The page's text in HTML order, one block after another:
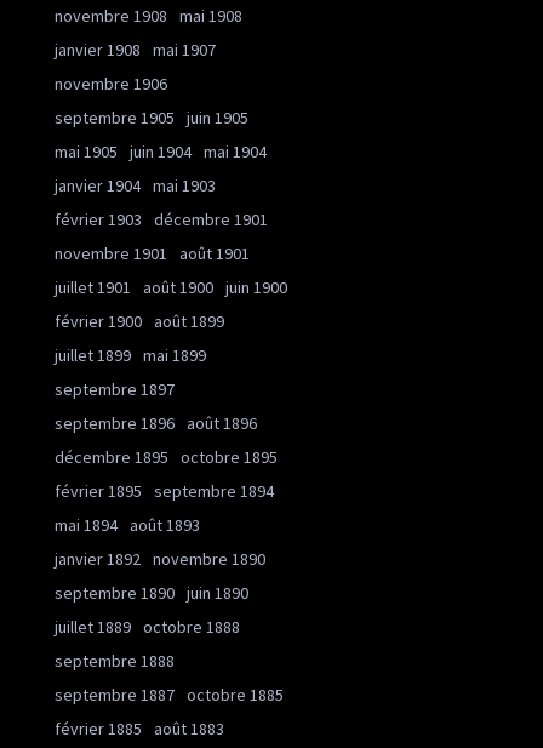
novembre 1908
mai 1908
janvier 1908
mai 1907
novembre 1906
septembre 1905
juin 1905
mai 1905
juin 1904 mai 1904
janvier 1904 mai 1903
février 1903
décembre 1901
novembre 1901
août 1901
juillet 1901
août 1900 juin 1900
février 1900 août 1899
juillet 1899 mai 1899
septembre 1897
septembre 1896 août 1896
décembre 1895
octobre 1895
février 1895
septembre 1894
mai 1894 août 1893
janvier 1892 novembre 1890
septembre 1890 juin 1890
juillet 1889 octobre 1888
septembre 1888
septembre 1887 octobre 1885
février 1885
août 1883